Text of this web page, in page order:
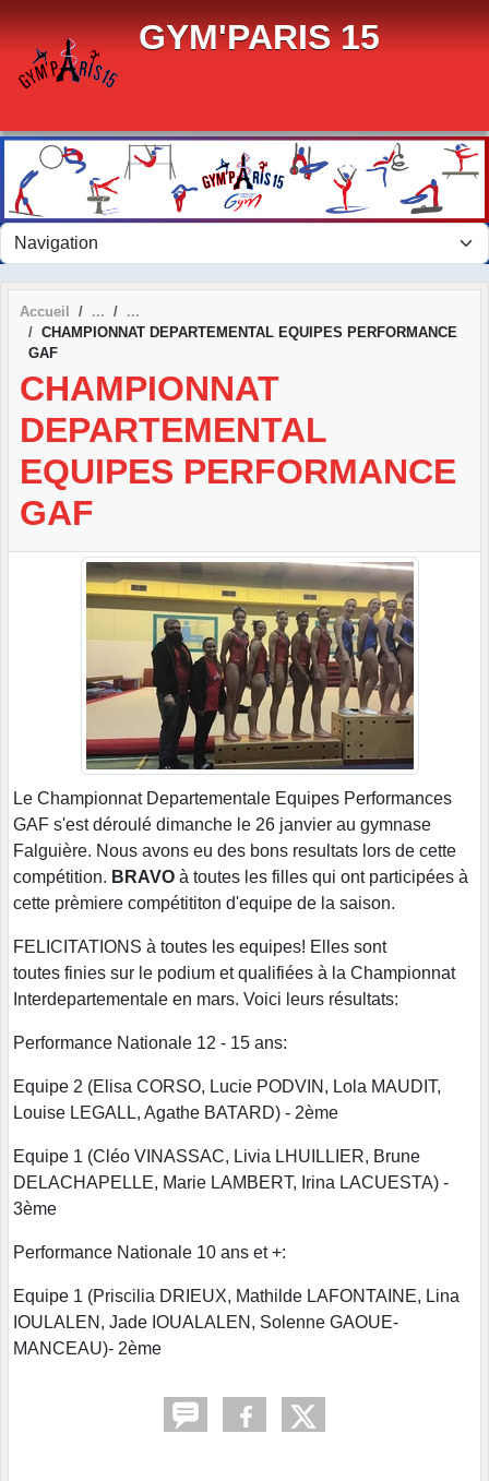
GYM'PARIS 15
Accueil
CHAMPIONNAT DEPARTEMENTAL EQUIPES PERFORMANCE
GAF
CHAMPIONNAT
DEPARTEMENTAL
EQUIPES PERFORMANCE
GAF
Le Championnat Departementale Equipes Performances
GAF s'est déroulé dimanche le 26 janvier au gymnase
Falguière. Nous avons eu des bons resultats lors de cette
compétition. BRAVO à toutes les filles qui ont participées à
cette prèmiere compétititon d'equipe de la saison.
FELICITATIONS à toutes les equipes! Elles sont
toutes finies sur le podium et qualifiées à la Championnat
Interdepartementale en mars. Voici leurs résultats:
Performance Nationale 12 - 15 ans:
Equipe 2 (Elisa CORSO, Lucie PODVIN, Lola MAUDIT,
Louise LEGALL, Agathe BATARD) - 2ème
Equipe 1 (Cléo VINASSAC, Livia LHUILLIER, Brune
DELACHAPELLE, Marie LAMBERT, Irina LACUESTA) -
3ème
Performance Nationale 10 ans et +:
Equipe 1 (Priscilia DRIEUX, Mathilde LAFONTAINE, Lina
IOULALEN, Jade IOUALALEN, Solenne GAOUE-
MANCEAU)- 2ème